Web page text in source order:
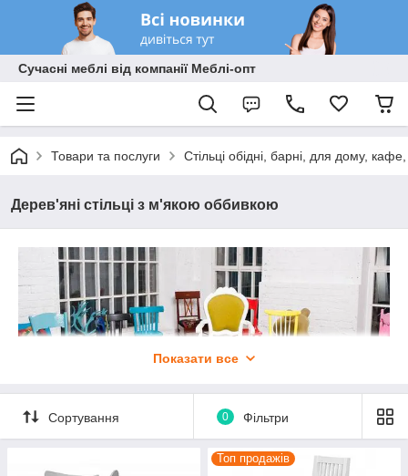
Сучасні меблі від компанії Меблі-опт
Товари та послуги Стільці обідні, барні, для дому,
Дерев'яні стільці з м'якою оббивкою
Дерев'яні стільці з м'якою оббивкою— це гармонійне
поєднання натуральної краси дерева, комфорту та сучасного
Показати все
Сортування 0 Фільтри
Топ продажів